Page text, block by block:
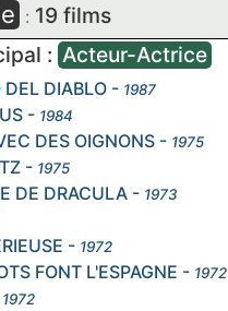
: 19 films
: Acteur-Actrice
DIABLO - 1987
- 1984
DES OIGNONS - 1975
- 1975
DE DRACULA - 1973
- 1972
FONT L'ESPAGNE - 1972
1972